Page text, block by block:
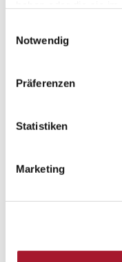
Notwendig
Präferenzen
Statistiken
Marketing
Ticino Ticket